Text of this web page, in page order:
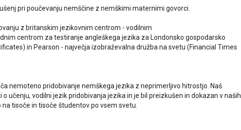
pri poučevanju nemščine z nemškimi maternimi govorci.
z britanskim jezikovnim centrom - vodilnim
centrom za testiranje angleškega jezika za Londonsko gospodarsko
in Pearson - največja izobraževalna družba na svetu (Financial Times
nemoteno pridobivanje nemškega jezika z neprimerljivo hitrostjo. Naš
o učenju, vodilni jezik pridobivanja jezika in je bil preizkušen in dokazan v naših
tisoče in tisoče študentov po vsem svetu.